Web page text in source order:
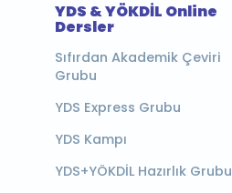
YDS & YÖKDİL Online
Dersler
Sıfırdan Akademik Çeviri
Grubu
YDS Express Grubu
YDS Kampı
YDS+YÖKDİL Hazırlık Grubu